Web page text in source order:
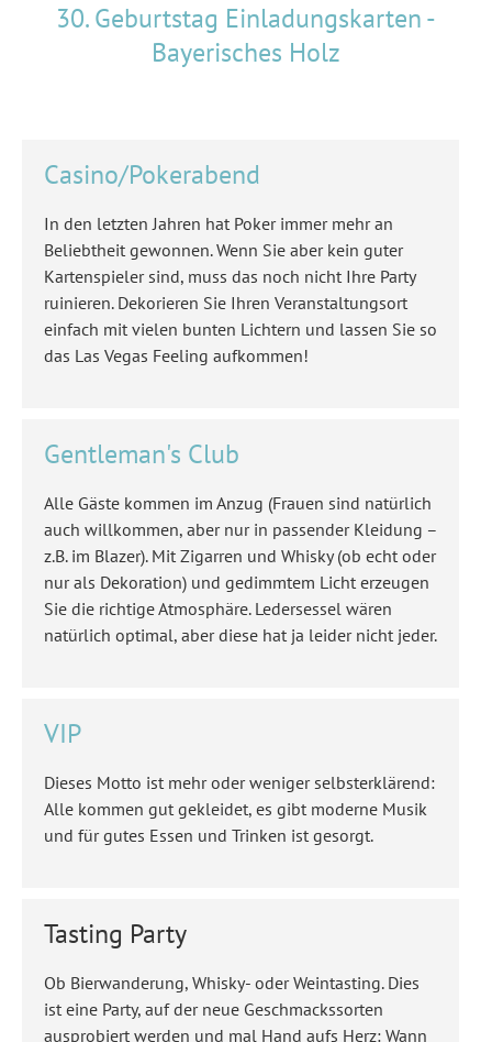
30. Geburtstag Einladungskarten -
Bayerisches Holz
Casino/Pokerabend
In den letzten Jahren hat Poker immer mehr an
Beliebtheit gewonnen. Wenn Sie aber kein guter
Kartenspieler sind, muss das noch nicht Ihre Party
ruinieren. Dekorieren Sie Ihren Veranstaltungsort
einfach mit vielen bunten Lichtern und lassen Sie so
das Las Vegas Feeling aufkommen!
Gentleman's Club
Alle Gäste kommen im Anzug (Frauen sind natürlich
auch willkommen, aber nur in passender Kleidung –
z.B. im Blazer). Mit Zigarren und Whisky (ob echt oder
nur als Dekoration) und gedimmtem Licht erzeugen
Sie die richtige Atmosphäre. Ledersessel wären
natürlich optimal, aber diese hat ja leider nicht jeder.
VIP
Dieses Motto ist mehr oder weniger selbsterklärend:
Alle kommen gut gekleidet, es gibt moderne Musik
und für gutes Essen und Trinken ist gesorgt.
Tasting Party
Ob Bierwanderung, Whisky- oder Weintasting. Dies
ist eine Party, auf der neue Geschmackssorten
ausprobiert werden und mal Hand aufs Herz: Wann